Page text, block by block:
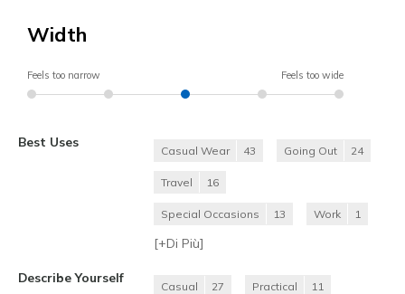
Width
Feels too narrow Feels too wide
Best Uses
Casual Wear 43 Going Out 24
Travel 16
Special Occasions 13 Work 1
[+Di Più]
Describe Yourself
Casual 27 Practical 11